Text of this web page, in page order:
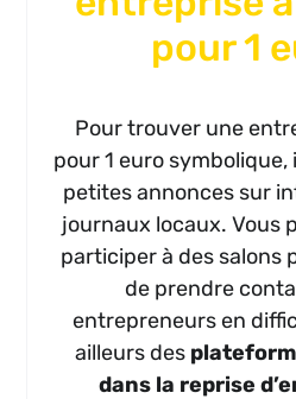
pour 1
Pour trouver une
pour 1 euro
petites annonces sur
journaux locaux. Vous
participer à des salons
de prendre
entrepreneurs en
ailleurs des
dans la reprise